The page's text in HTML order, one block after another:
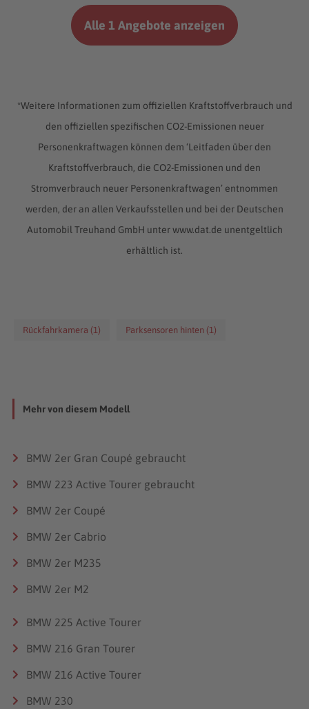
Alle 1 Angebote anzeigen
*Weitere Informationen zum offiziellen Kraftstoffverbrauch und
den offiziellen spezifischen CO2-Emissionen neuer
Personenkraftwagen können dem ‘Leitfaden über den
Kraftstoffverbrauch, die CO2-Emissionen und den
Stromverbrauch neuer Personenkraftwagen’ entnommen
werden, der an allen Verkaufsstellen und bei der Deutschen
Automobil Treuhand GmbH unter www.dat.de unentgeltlich
erhältlich ist.
Rückfahrkamera (1) Parksensoren hinten (1)
Mehr von diesem Modell
BMW 2er Gran Coupé gebraucht
BMW 223 Active Tourer gebraucht
BMW 2er Coupé
BMW 2er Cabrio
BMW 2er M235
BMW 2er M2
BMW 225 Active Tourer
BMW 216 Gran Tourer
BMW 216 Active Tourer
BMW 230